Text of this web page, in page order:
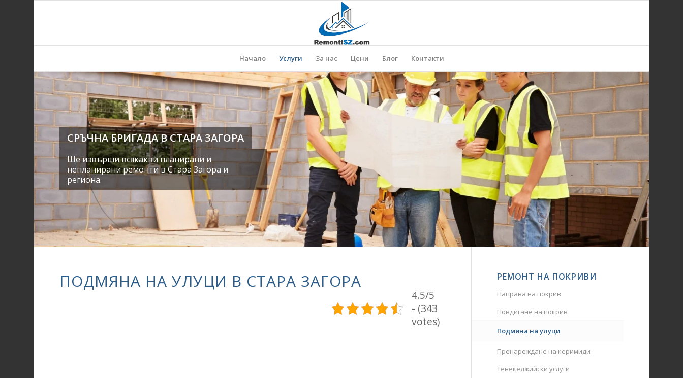
Начало Услуги За нас Цени Блог Контакти
СРЪЧНА БРИГАДА В СТАРА ЗАГОРА
Ще извърши всякакви планирани и
непланирани ремонти в Стара Загора и
региона.
ПОДМЯНА НА УЛУЦИ В СТАРА ЗАГОРА
4.5/5
- (343
votes)
РЕМОНТ НА ПОКРИВИ
Направа на покрив
Повдигане на покрив
Подмяна на улуци
Пренареждане на керимиди
Тенекеджийски услуги